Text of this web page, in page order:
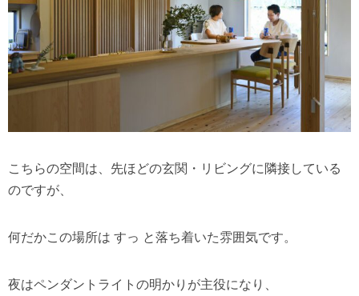
こちらの空間は、先ほどの玄関・リビングに隣接している
のですが、
何だかこの場所は すっ と落ち着いた雰囲気です。
夜はペンダントライトの明かりが主役になり、